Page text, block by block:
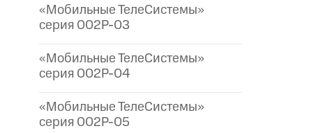
«Мобильные ТелеСистемы»
серия 002P-03
«Мобильные ТелеСистемы»
серия 002P-04
«Мобильные ТелеСистемы»
серия 002P-05